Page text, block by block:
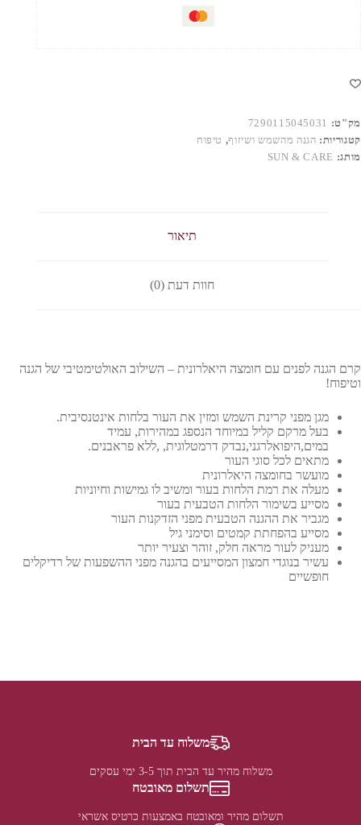
מק"ט: 7290115045031
קטגוריות: הגנה מהשמש ושיזוף, טיפוח
מותג: SUN & CARE
תיאור
חוות דעת (0)
קרם הגנה לפנים עם חומצה היאלרונית – השילוב האולטימטיבי של הגנה
וטיפוח!
מגן מפני קרינת השמש ומזין את העור בלחות אינטנסיבית.
בעל מרקם קליל במיוחד הנספג במהירות, עמיד
במים,היפואלרגני,נבדק דרמטלוגית, ,ללא פראבנים.
מתאים לכל סוגי העור
מועשר בחומצה היאלרונית
מעלה את רמת הלחות בעור ומשיב לו גמישות וחיוניות
מסייע בשימור הלחות הטבעית בעור
מגביר את ההגנה הטבעית מפני הזדקנות העור
מסייע בהפחתת קמטים וסימני גיל
מעניק לעור מראה חלק, זוהר וצעיר יותר
עשיר בנוגדי חמצון המסייעים בהגנה מפני ההשפעות של רדיקלים
חופשיים
משלוח עד הבית
משלוח מהיר עד הבית תוך 3-5 ימי עסקים
תשלום מאובטח
תשלום מהיר ומאובטח באמצעות כרטיס אשראי